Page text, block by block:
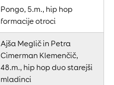
Pongo, 5.m., hip hop
formacije otroci
Ajša Meglič in Petra
Cimerman Klemenčič,
48.m., hip hop duo starejši
mladinci